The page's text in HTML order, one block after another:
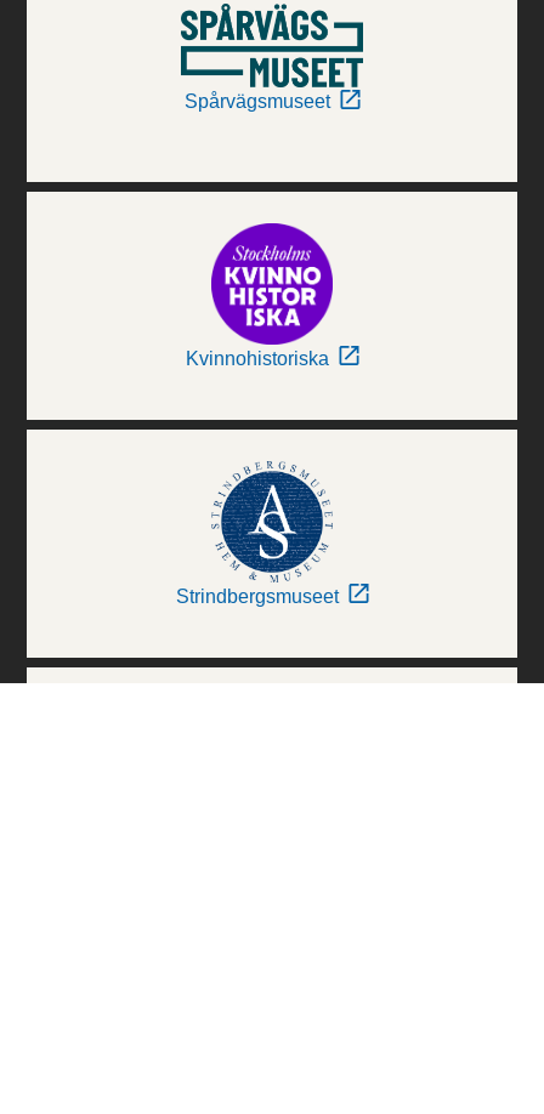
Spårvägsmuseet
Kvinnohistoriska
Strindbergsmuseet